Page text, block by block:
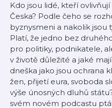
Kdo jsou lidé, kteří
Česka? Podle čeho se
byznysmeni a nakolik jsou
Platí, že jedno bez
pro politiky, podnikatele,
v životě důležité a jaké
dneška jako jsou ochrana
žen, přijetí eura, svoboda
výše únosných dluhů
svém novém podcastu